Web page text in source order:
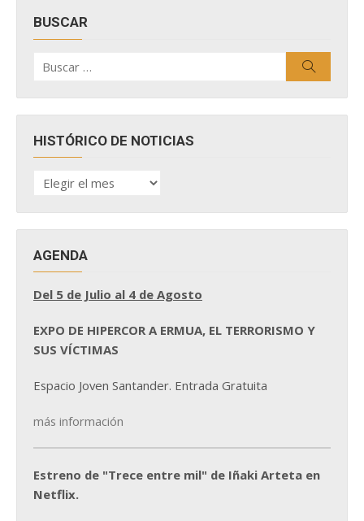
BUSCAR
por:
HISTÓRICO DE NOTICIAS
HISTÓRICO
DE
AGENDA
Del 5 de Julio al 4 de Agosto
EXPO DE HIPERCOR A ERMUA, EL TERRORISMO Y
SUS VÍCTIMAS
Espacio Joven Santander. Entrada Gratuita
más información
Estreno de "Trece entre mil" de Iñaki Arteta en
Netflix.